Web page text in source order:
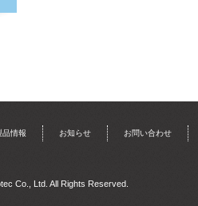
品情報 お知らせ お問い合わせ
Co., Ltd. All Rights Reserved.